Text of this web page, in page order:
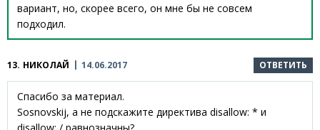
вариант, но, скорее всего, он мне бы не совсем
подходил.
13. НИКОЛАЙ 14.06.2017 ОТВЕТИТЬ
Спасибо за материал.
Sosnovskij, а не подскажите директива disallow: * и
disallow: / равнозначны?